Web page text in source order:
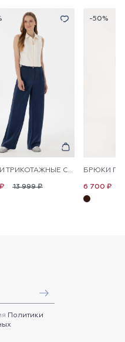
БРЮКИ ТРИКОТАЖНЫЕ СО СТРЕЛКАМИ
13 999 ₽
-50%
6 700 ₽
Политики